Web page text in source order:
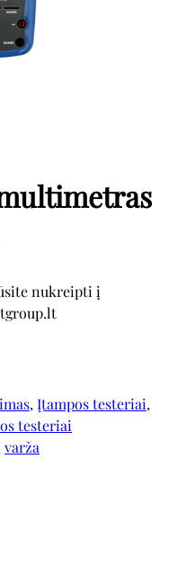
nukreipti į
, Įtampos testeriai
testeriai
varža